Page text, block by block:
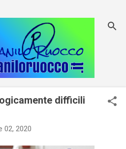
difficili
02, 2020